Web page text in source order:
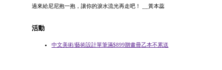
過來給尼尼抱一抱，讓你的淚水流光再走吧！ __黃本蕊
活動
中文美術/藝術設計單筆滿$899贈畫冊乙本不累送